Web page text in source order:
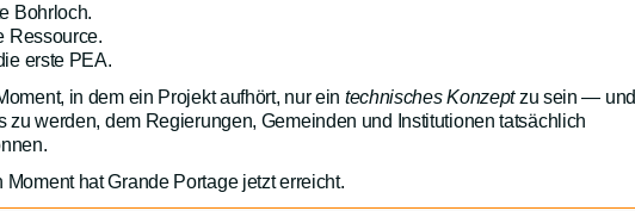
Bohrloch.
Ressource.
erste PEA.
in dem ein Projekt aufhört, nur ein technisches Konzeptzu sein — und
zu werden, dem Regierungen, Gemeinden und Institutionen tatsächlich
Moment hat Grande Portage jetzt erreicht.